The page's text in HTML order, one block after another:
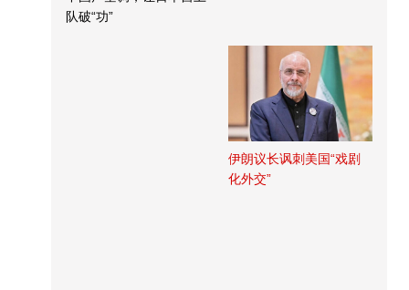
队破“功”
伊朗议长讽刺美国“戏剧
化外交”